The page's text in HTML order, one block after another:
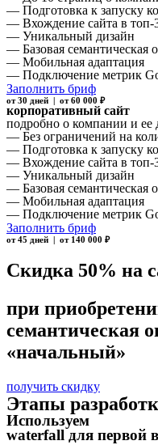
— Подготовка к запуску
— Вхождение сайта в топ-
— Уникальный дизайн
— Базовая семантическая
— Мобильная адаптация
— Подключение метрик
Заполнить бриф
от 30 дней | от 60 000 ₽
корпоративный сайт
подробно о компании и ее
— Без ограничений на
— Подготовка к запуску
— Вхождение сайта в
— Уникальный дизайн
— Базовая семантическая
— Мобильная адаптация
— Подключение метрик
Заполнить бриф
от 45 дней | от 140 000 ₽
Скидка 50% на
при
семантическая
«начальный»
получить скидку
Этапы
Используем
waterfall для первой